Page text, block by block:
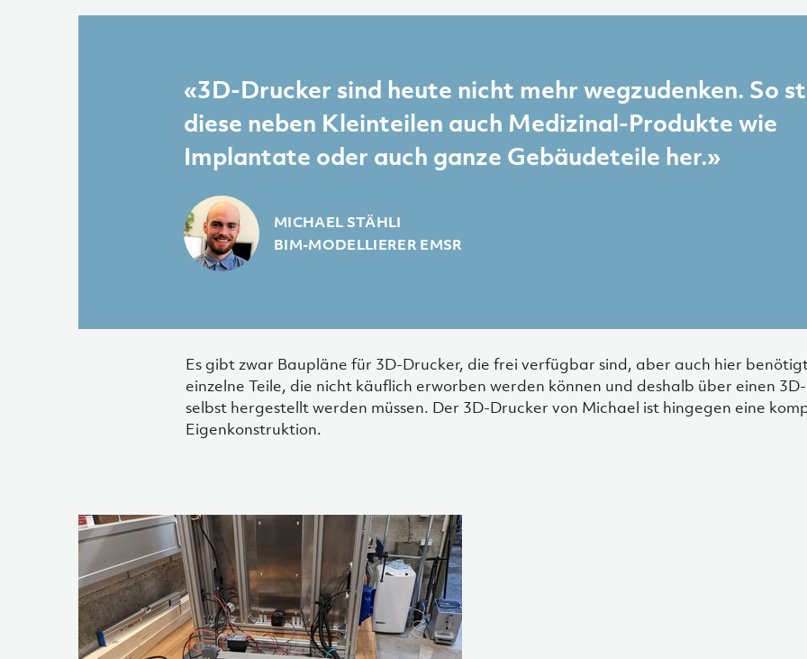
«3D-Drucker sind heute nicht mehr wegzudenken. So
diese neben Kleinteilen auch Medizinal-Produkte wie
Implantate oder auch ganze Gebäudeteile her.»
MICHAEL STÄHLI
BIM-MODELLIERER EMSR
Es gibt zwar Baupläne für 3D-Drucker, die frei verfügbar sind, aber auch hier
einzelne Teile, die nicht käuflich erworben werden können und deshalb über einen
selbst hergestellt werden müssen. Der 3D-Drucker von Michael ist hingegen eine
Eigenkonstruktion.